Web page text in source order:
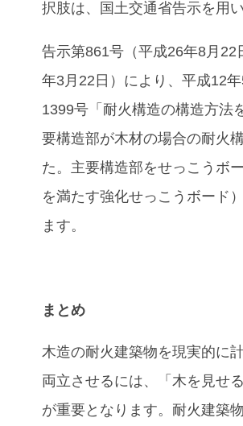
択肢は、国土交通省告示を用
告示第861号（平成26年8月
年3月22日）により、平成12
1399号「耐火構造の構造方法
要構造部が木材の場合の耐火
た。主要構造部をせっこうボ
を満たす強化せっこうボード
ます。
まとめ
木造の耐火建築物を現実的に
両立させるには、「木を見せ
が重要となります。耐火建築